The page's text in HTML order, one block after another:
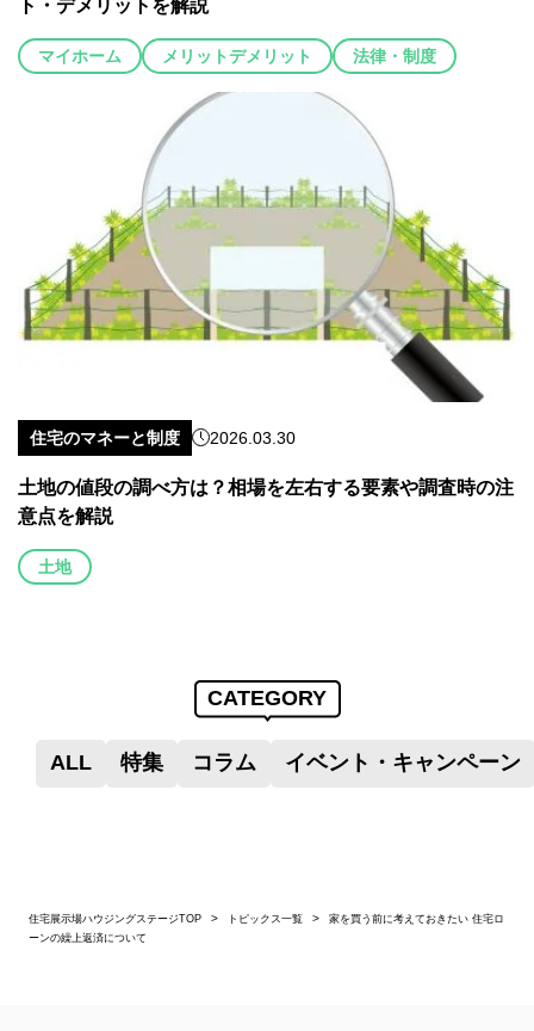
ト・デメリットを解説
マイホーム メリットデメリット 法律・制度
住宅のマネーと制度 2026.03.30
土地の値段の調べ方は？相場を左右する要素や調査時の注
意点を解説
土地
CATEGORY
ALL 特集 コラム イベント・キャンペーン
住宅展示場ハウジングステージTOP トピックス一覧
家を買う前に考えておきたい 住宅ロ
ーンの繰上返済について